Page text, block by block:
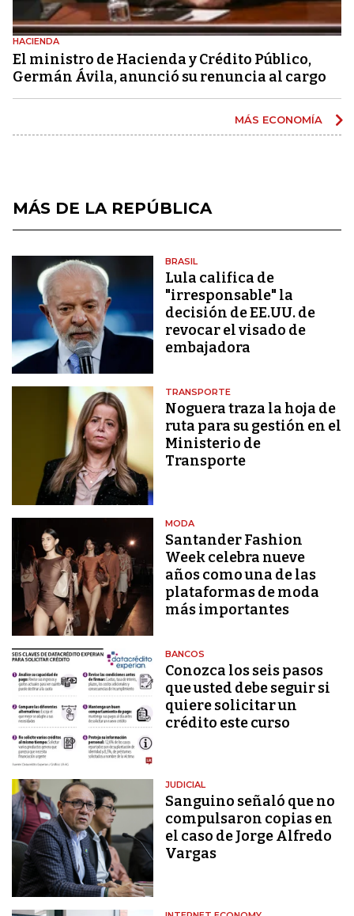
HACIENDA
El ministro de Hacienda y Crédito Público,
Germán Ávila, anunció su renuncia al cargo
MÁS ECONOMÍA
MÁS DE LA REPÚBLICA
BRASIL
Lula califica de
"irresponsable" la
decisión de EE.UU. de
revocar el visado de
embajadora
TRANSPORTE
Noguera traza la hoja de
ruta para su gestión en el
Ministerio de
Transporte
MODA
Santander Fashion
Week celebra nueve
años como una de las
plataformas de moda
más importantes
BANCOS
Conozca los seis pasos
que usted debe seguir si
quiere solicitar un
crédito este curso
JUDICIAL
Sanguino señaló que no
compulsaron copias en
el caso de Jorge Alfredo
Vargas